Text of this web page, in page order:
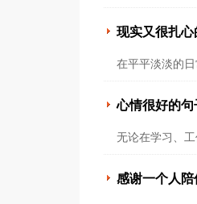
现实又很扎心
在平平淡淡的
心情很好的句
无论在学习、
感谢一个人陪